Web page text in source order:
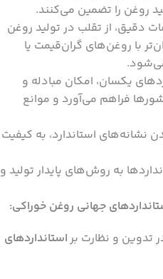
روغن را تضمین می‌کنند.
دقیق، از تقلب در تولید روغن
با روغن‌های گران‌قیمت یا
یکسان، امکان مبادله و
فراهم می‌آورد و موانع
نشانه‌های استاندارد، به کیفیت
به روش‌های پایدار تولید و
جهانی روغن خوراکی:
تدوین و نظارت براستانداردهای